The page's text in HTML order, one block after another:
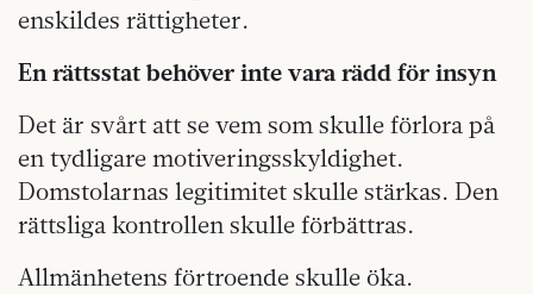
enskildes rättigheter.
En rättsstat behöver inte vara rädd för insyn
Det är svårt att se vem som skulle förlora på
en tydligare motiveringsskyldighet.
Domstolarnas legitimitet skulle stärkas. Den
rättsliga kontrollen skulle förbättras.
Allmänhetens förtroende skulle öka.